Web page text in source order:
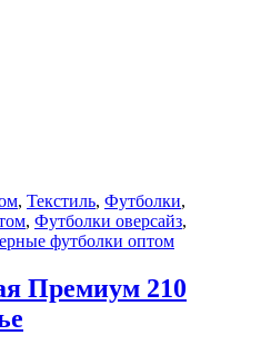
, Текстиль, Футболки,
, Футболки оверсайз,
футболки оптом
Премиум 210